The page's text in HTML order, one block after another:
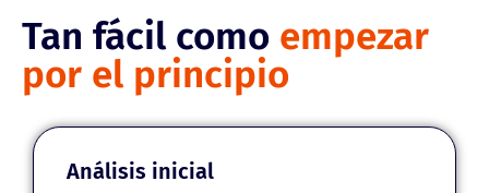
Tan fácil como empezar
por el principio
Análisis inicial